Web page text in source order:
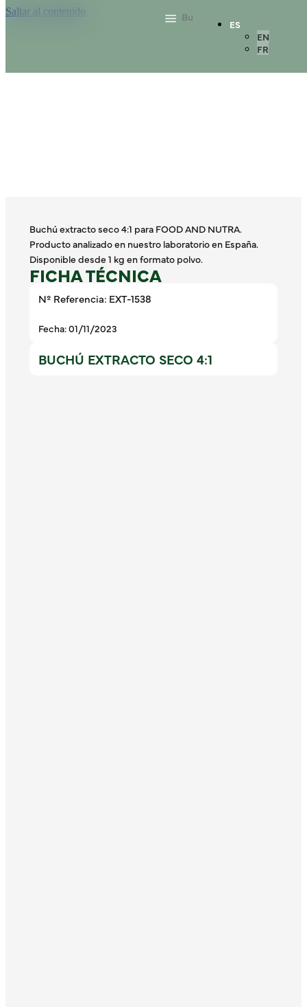
Saltar al contenido
ES
EN
FR
Buchú extracto seco 4:1 para FOOD AND NUTRA.
Producto analizado en nuestro laboratorio en España.
Disponible desde 1 kg en formato polvo.
FICHA TÉCNICA
Nº Referencia: EXT-1538
Fecha: 01/11/2023
BUCHÚ EXTRACTO SECO 4:1